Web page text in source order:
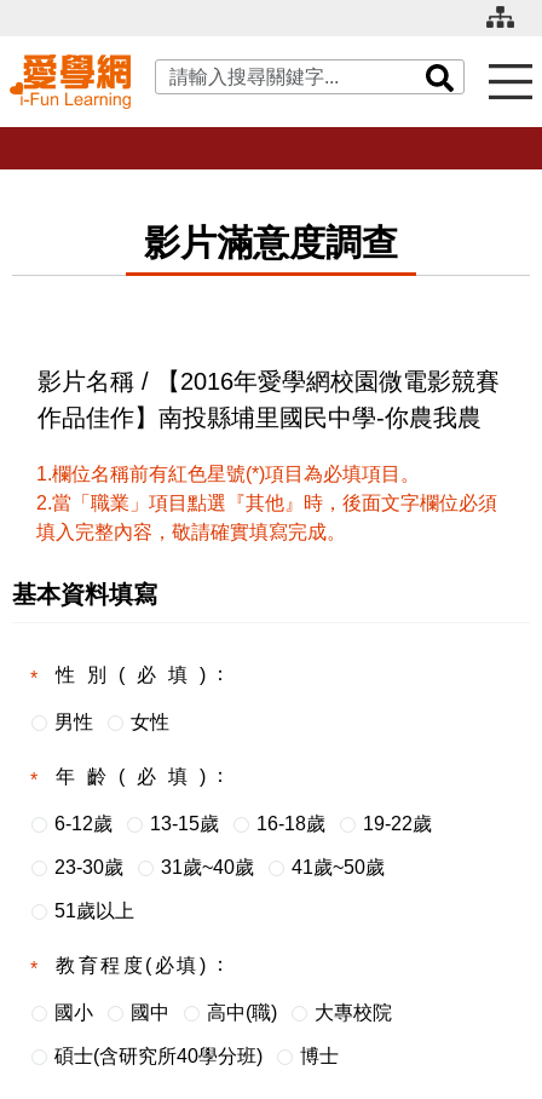
關鍵字搜尋
影片滿意度調查
影片名稱 / 【2016年愛學網校園微電影競賽
作品佳作】南投縣埔里國民中學-你農我農
1.欄位名稱前有紅色星號(*)項目為必填項目。
2.當「職業」項目點選『其他』時，後面文字欄位必須
填入完整內容，敬請確實填寫完成。
基本資料填寫
性別(必填)
男性 女性
年齡(必填)
6-12歲 13-15歲 16-18歲 19-22歲
23-30歲 31歲~40歲 41歲~50歲
51歲以上
教育程度(必填)
國小 國中 高中(職) 大專校院
碩士(含研究所40學分班) 博士